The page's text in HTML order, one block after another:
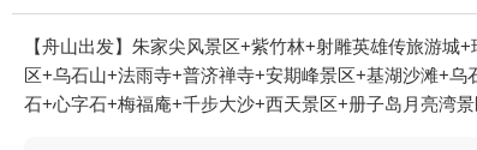
【舟山出发】朱家尖风景区+紫竹林+射雕英雄传旅游
区+乌石山+法雨寺+普济禅寺+安期峰景区+基湖沙滩+
石+心字石+梅福庵+千步大沙+西天景区+册子岛月亮湾